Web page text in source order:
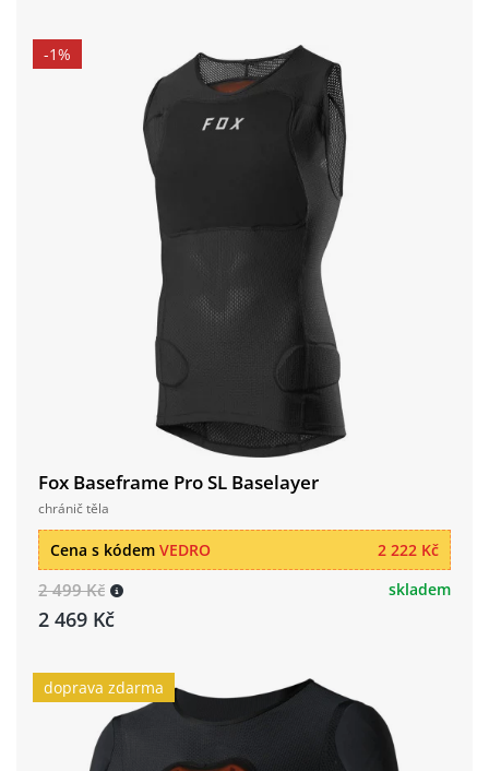
-1%
Fox Baseframe Pro SL Baselayer
chránič těla
2 222 Kč
Cena s kódem VEDRO
2 499 Kč
2 469 Kč
skladem
doprava zdarma